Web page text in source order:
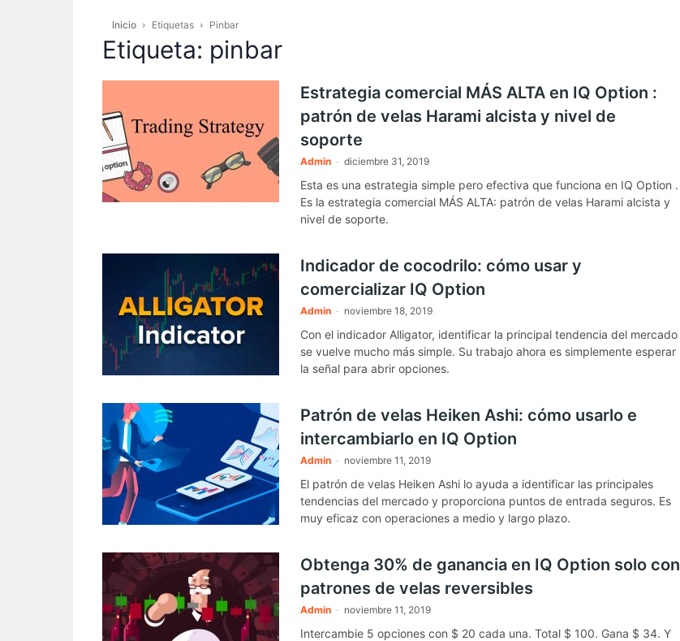
Inicio Etiquetas Pinbar
Etiqueta: pinbar
Estrategia comercial MÁS ALTA en IQ Option :
patrón de velas Harami alcista y nivel de
soporte
Admin - diciembre 31, 2019
Esta es una estrategia simple pero efectiva que funciona en IQ Option .
Es la estrategia comercial MÁS ALTA: patrón de velas Harami alcista y
nivel de soporte.
Indicador de cocodrilo: cómo usar y
comercializar IQ Option
Admin - noviembre 18, 2019
Con el indicador Alligator, identificar la principal tendencia del mercado
se vuelve mucho más simple. Su trabajo ahora es simplemente esperar
la señal para abrir opciones.
Patrón de velas Heiken Ashi: cómo usarlo e
intercambiarlo en IQ Option
Admin - noviembre 11, 2019
El patrón de velas Heiken Ashi lo ayuda a identificar las principales
tendencias del mercado y proporciona puntos de entrada seguros. Es
muy eficaz con operaciones a medio y largo plazo.
Obtenga 30% de ganancia en IQ Option solo con
patrones de velas reversibles
Admin - noviembre 11, 2019
Intercambie 5 opciones con $ 20 cada una. Total $ 100. Gana $ 34. Y